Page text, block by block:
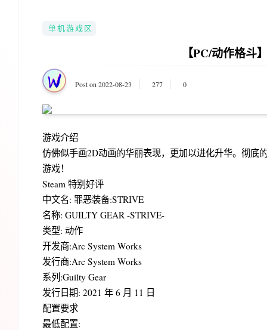
单机游戏区
【PC/动作格斗
Post on 2022-08-23 277 0
游戏介绍
仿佛似手画2D动画的华丽表现，更加以进化升华。彻底
游戏！
Steam 特别好评
中文名: 罪恶装备:STRIVE
名称: GUILTY GEAR -STRIVE-
类型: 动作
开发商:Arc System Works
发行商:Arc System Works
系列:Guilty Gear
发行日期: 2021 年 6 月 11 日
配置要求
最低配置: